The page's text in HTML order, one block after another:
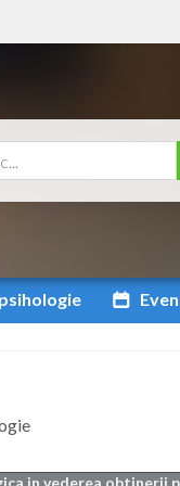
in vederea obtinerii